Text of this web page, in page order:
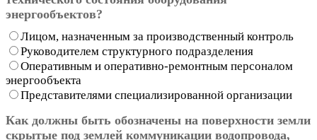
энергообъектов?
Лицом, назначенным за производственный контроль
Руководителем структурного подразделения
Оперативным и оперативно-ремонтным персоналом
энергообъекта
Представителями специализированной организации
Как должны быть обозначены на поверхности земли
скрытые под землей коммуникации водопровода,